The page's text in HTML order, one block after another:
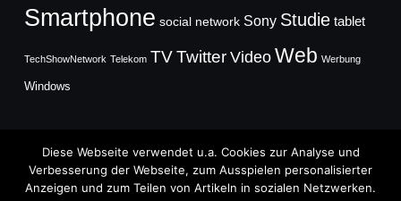
Smartphone social network Sony Studie tablet
TechShowNetwork Telekom TVTwitter Video Web Werbung
Windows
Copyright © 2026
Diese Webseite verwendet u.a. Cookies zur Analyse und
Verbesserung der Webseite, zum Ausspielen personalisierter
Anzeigen und zum Teilen von Artikeln in sozialen Netzwerken.